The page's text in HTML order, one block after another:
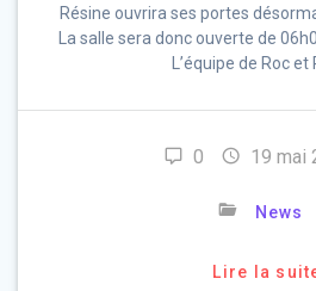
Résine ouvrira ses portes
La salle sera donc ouverte de
L’équipe de Roc et
0 19 mai
News
Lire la